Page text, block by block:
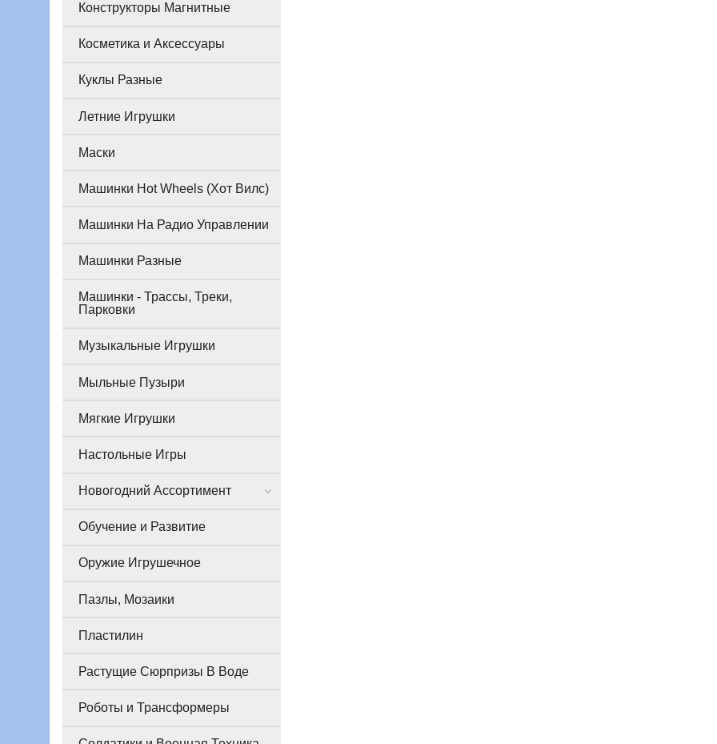
Конструкторы Магнитные
Косметика и Аксессуары
Куклы Разные
Летние Игрушки
Маски
Машинки Hot Wheels (Хот Вилс)
Машинки На Радио Управлении
Машинки Разные
Машинки - Трассы, Треки,
Парковки
Музыкальные Игрушки
Мыльные Пузыри
Мягкие Игрушки
Настольные Игры
Новогодний Ассортимент
Обучение и Развитие
Оружие Игрушечное
Пазлы, Мозаики
Пластилин
Растущие Сюрпризы В Воде
Роботы и Трансформеры